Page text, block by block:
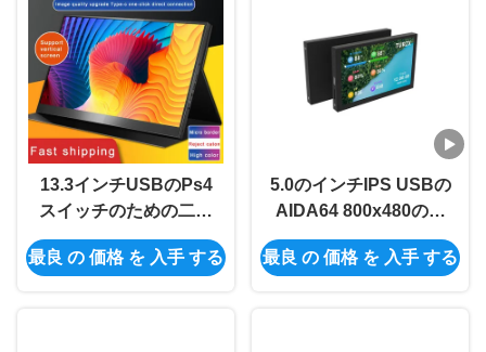
13.3インチUSBのPs4
スイッチのための二次
モニターHDMI 2Kの携
帯用モニター
最良 の 価格 を 入手 する
5.0のインチIPS USBの
AIDA64 800x480のた
めの二次モニターのタ
イプC二次コンピュー
最良 の 価格 を 入手 する